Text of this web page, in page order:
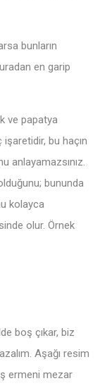
bunların
en garip
ve papatya
bu haçın
anlayamazsınız.
bununda
kolayca
olur. Örnek
boş çıkar, biz
Aşağı resim
ermeni mezar